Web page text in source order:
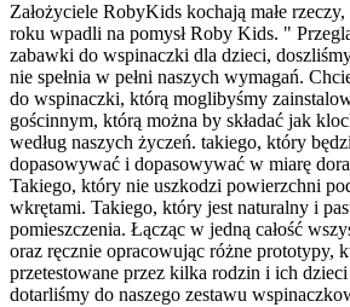
Założyciele RobyKids kochają małe
roku wpadli na pomysł Roby Kids. "
zabawki do wspinaczki dla dzieci,
nie spełnia w pełni naszych wymagań.
do wspinaczki, którą moglibyśmy
gościnnym, którą można by składać jak
według naszych życzeń. takiego, który
dopasowywać i dopasowywać w miarę
Takiego, który nie uszkodzi powierzchni
wkrętami. Takiego, który jest naturalny i
pomieszczenia. Łącząc w jedną całość
oraz ręcznie opracowując różne prototypy,
przetestowane przez kilka rodzin i ich
dotarliśmy do naszego zestawu